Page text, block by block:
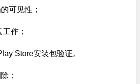
可见性；
作；
Store安装包验证。
；